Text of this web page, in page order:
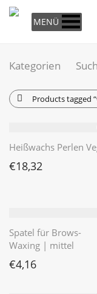
MENÜ
Kategorien
Products tagged
Heißwachs Perlen
€18,32
Spatel für Brows-
Waxing | mittel
€4,16